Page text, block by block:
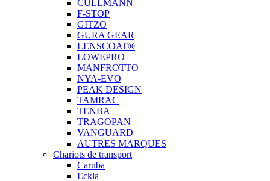
CULLMANN
F-STOP
GITZO
GURA GEAR
LENSCOAT®
LOWEPRO
MANFROTTO
NYA-EVO
PEAK DESIGN
TAMRAC
TENBA
TRAGOPAN
VANGUARD
AUTRES MARQUES
Chariots de transport
Caruba
Eckla